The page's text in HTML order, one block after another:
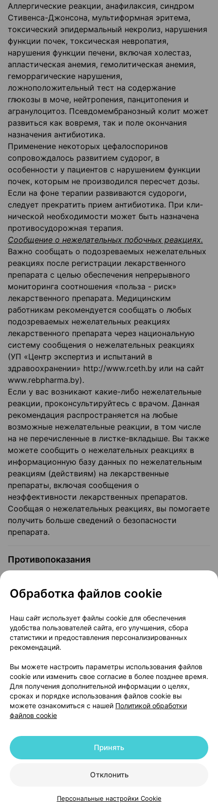
КаталогКорзинаИзбранноеПрофиль
Аллергические реакции, анафилаксия, синдром
Стивенса-Джонсона, мультиформная эри­тема,
токсический эпидермальный некролиз, нарушения
функции почек, токсическая невропатия,
нарушения функции печени, включая холестаз,
апластическая анемия, гемоли­тическая анемия,
геморрагические нарушения,
ложноположительный тест на содержание
глюкозы в моче, нейтропения, панцитопения и
агранулоцитоз. Псевдомембранозный колит может
развиться как вовремя, так и поле окончания
назначения антибиотика.
Применение некоторых цефалоспоринов
сопровождалось развитием судорог, в
особенности у пациентов с нарушением функции
почек, которым не производился пересчет дозы.
Если на фоне терапии развиваются судороги,
следует прекратить прием антибиотика. При кли­
нической необходимости может быть назначена
противосудорожная терапия.
Сообщение о нежелательных побочных реакциях.
Важно сообщать о подозреваемых нежелательных
реакциях после регистрации лекар­ственного
препарата с целью обеспечения непрерывного
мониторинга соотношения «польза - риск»
лекарственного препарата. Медицинским
работникам рекомендуется со­общать о любых
подозреваемых нежелательных реакциях
лекарственного препарата через национальную
систему сообщения о нежелательных реакциях
(УП «Центр экспертиз и испытаний в
здравоохранении» http://www.rceth.by или на сайт
www.rebpharma.by).
Если у вас возникают какие-либо нежелательные
реакции, проконсультируйтесь с врачом. Данная
рекомендация распространяется на любые
возможные нежелательные реакции, в том числе
на не перечисленные в листке-вкладыше. Вы также
можете сообщить о нежела­тельных реакциях в
информационную базу данных по нежелательным
реакциям (действи­ям) на лекарственные
препараты, включая сообщения о
неэффективности лекарственных препаратов.
Сообщая о нежелательных реакциях, вы помогаете
получить больше сведений о безопасности
препарата.
Противопоказания
цефалоспориновому классу антибиоти­ков в
анамнезе и повышенной чувствительности к
вспомогательным веществам в составе
Передозировка
Данные о передозировке цефдинира у людей
отсутствуют.
В исследованиях острой токсичности на грызунах
однократное пероральное введение цефдинира в
дозе 5600 мг/кг не приводило к развитию
побочных реакций. Наблюдались сле­дующие
признаки и симптомы передозировки при приеме
других бета-лактамных антибио­тиков: тошнота,
организма, что может быть полезным при серьез­
Обработка файлов cookie
Наш сайт использует файлы cookie для обеспечения
удобства пользователей сайта, его улучшения, сбора
статистики и предоставления персонализированных
рекомендаций.
Вы можете настроить параметры использования файлов
cookie или изменить свое согласие в более позднее время.
Для получения дополнительной информации о целях,
сроках и порядке использования файлов cookie вы
можете ознакомиться с нашей Политикой обработки
файлов cookie
Отклонить
Принять
Персональные настройки Cookie